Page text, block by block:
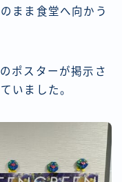
まま食堂へ向かう
ポスターが掲示さ
いました。